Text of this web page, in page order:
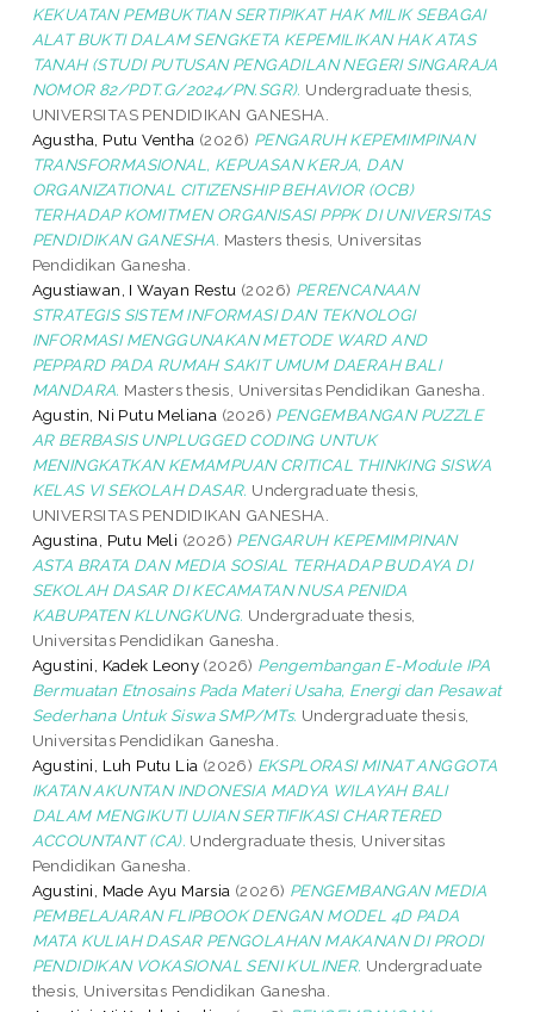
KEKUATAN PEMBUKTIAN SERTIPIKAT HAK MILIK SEBAGAI
ALAT BUKTI DALAM SENGKETA KEPEMILIKAN HAK ATAS
TANAH (STUDI PUTUSAN PENGADILAN NEGERI SINGARAJA
NOMOR 82/PDT.G/2024/PN.SGR). Undergraduate thesis,
UNIVERSITAS PENDIDIKAN GANESHA.
Agustha, Putu Ventha (2026) PENGARUH KEPEMIMPINAN
TRANSFORMASIONAL, KEPUASAN KERJA, DAN
ORGANIZATIONAL CITIZENSHIP BEHAVIOR (OCB)
TERHADAP KOMITMEN ORGANISASI PPPK DI UNIVERSITAS
PENDIDIKAN GANESHA. Masters thesis, Universitas
Pendidikan Ganesha.
Agustiawan, I Wayan Restu (2026) PERENCANAAN
STRATEGIS SISTEM INFORMASI DAN TEKNOLOGI
INFORMASI MENGGUNAKAN METODE WARD AND
PEPPARD PADA RUMAH SAKIT UMUM DAERAH BALI
MANDARA. Masters thesis, Universitas Pendidikan Ganesha.
Agustin, Ni Putu Meliana (2026) PENGEMBANGAN PUZZLE
AR BERBASIS UNPLUGGED CODING UNTUK
MENINGKATKAN KEMAMPUAN CRITICAL THINKING SISWA
KELAS VI SEKOLAH DASAR. Undergraduate thesis,
UNIVERSITAS PENDIDIKAN GANESHA.
Agustina, Putu Meli (2026) PENGARUH KEPEMIMPINAN
ASTA BRATA DAN MEDIA SOSIAL TERHADAP BUDAYA DI
SEKOLAH DASAR DI KECAMATAN NUSA PENIDA
KABUPATEN KLUNGKUNG. Undergraduate thesis,
Universitas Pendidikan Ganesha.
Agustini, Kadek Leony (2026) Pengembangan E-Module IPA
Bermuatan Etnosains Pada Materi Usaha, Energi dan Pesawat
Sederhana Untuk Siswa SMP/MTs. Undergraduate thesis,
Universitas Pendidikan Ganesha.
Agustini, Luh Putu Lia (2026) EKSPLORASI MINAT ANGGOTA
IKATAN AKUNTAN INDONESIA MADYA WILAYAH BALI
DALAM MENGIKUTI UJIAN SERTIFIKASI CHARTERED
ACCOUNTANT (CA). Undergraduate thesis, Universitas
Pendidikan Ganesha.
Agustini, Made Ayu Marsia (2026) PENGEMBANGAN MEDIA
PEMBELAJARAN FLIPBOOK DENGAN MODEL 4D PADA
MATA KULIAH DASAR PENGOLAHAN MAKANAN DI PRODI
PENDIDIKAN VOKASIONAL SENI KULINER. Undergraduate
thesis, Universitas Pendidikan Ganesha.